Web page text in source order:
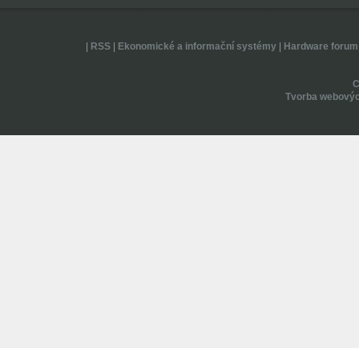
RSS| Ekonomické a informační systémy| Hardware forum
Tvorba